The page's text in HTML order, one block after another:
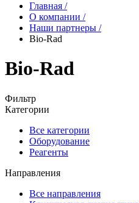
Главная /
О компании /
Наши партнеры /
Bio-Rad
Bio-Rad
Фильтр
Категории
Все категории
Оборудование
Реагенты
Направления
Все направления